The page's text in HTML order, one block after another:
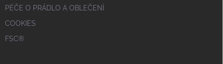
PÉČE O PRÁDLO A OBLEČENÍ
COOKIES
FSC®